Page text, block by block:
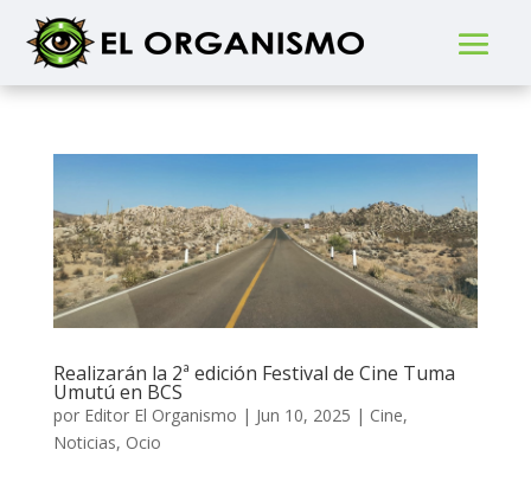
Realizarán la 2ª edición Festival de Cine Tuma
Umutú en BCS
por Editor El Organismo | Jun 10, 2025 | Cine,
Noticias, Ocio